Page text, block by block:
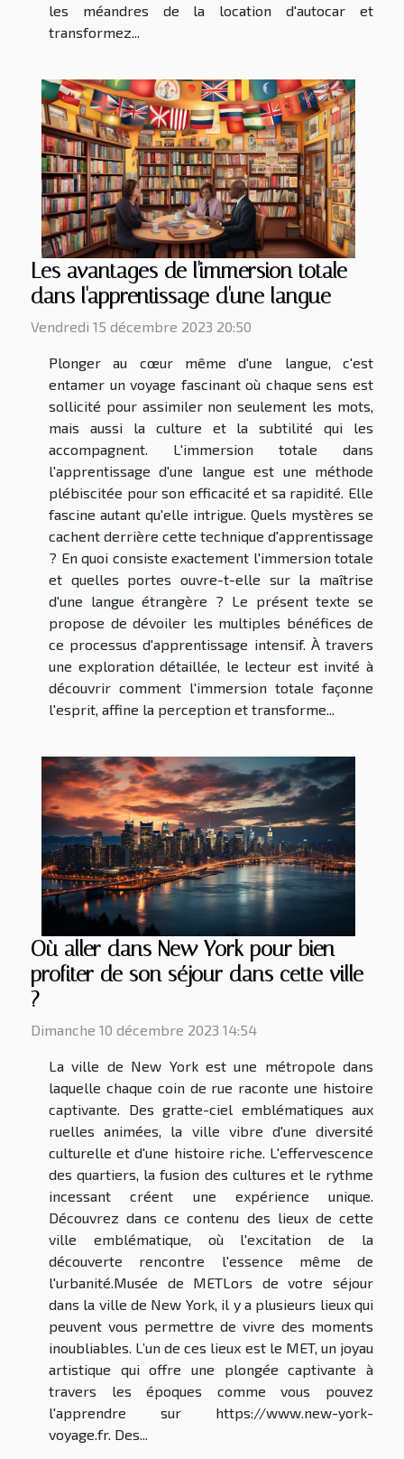
les méandres de la location d'autocar et
transformez...
Les avantages de l'immersion totale
dans l'apprentissage d'une langue
Vendredi 15 décembre 2023 20:50
Plonger au cœur même d'une langue, c'est
entamer un voyage fascinant où chaque sens est
sollicité pour assimiler non seulement les mots,
mais aussi la culture et la subtilité qui les
accompagnent. L'immersion totale dans
l'apprentissage d'une langue est une méthode
plébiscitée pour son efficacité et sa rapidité. Elle
fascine autant qu'elle intrigue. Quels mystères se
cachent derrière cette technique d'apprentissage
? En quoi consiste exactement l'immersion totale
et quelles portes ouvre-t-elle sur la maîtrise
d'une langue étrangère ? Le présent texte se
propose de dévoiler les multiples bénéfices de
ce processus d'apprentissage intensif. À travers
une exploration détaillée, le lecteur est invité à
découvrir comment l'immersion totale façonne
l'esprit, affine la perception et transforme...
Où aller dans New York pour bien
profiter de son séjour dans cette ville
?
Dimanche 10 décembre 2023 14:54
La ville de New York est une métropole dans
laquelle chaque coin de rue raconte une histoire
captivante. Des gratte-ciel emblématiques aux
ruelles animées, la ville vibre d'une diversité
culturelle et d'une histoire riche. L'effervescence
des quartiers, la fusion des cultures et le rythme
incessant créent une expérience unique.
Découvrez dans ce contenu des lieux de cette
ville emblématique, où l'excitation de la
découverte rencontre l'essence même de
l'urbanité.Musée de METLors de votre séjour
dans la ville de New York, il y a plusieurs lieux qui
peuvent vous permettre de vivre des moments
inoubliables. L’un de ces lieux est le MET, un joyau
artistique qui offre une plongée captivante à
travers les époques comme vous pouvez
l'apprendre sur https://www.new-york-
voyage.fr. Des...